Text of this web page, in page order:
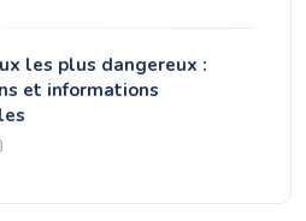
les plus dangereux :
et informations